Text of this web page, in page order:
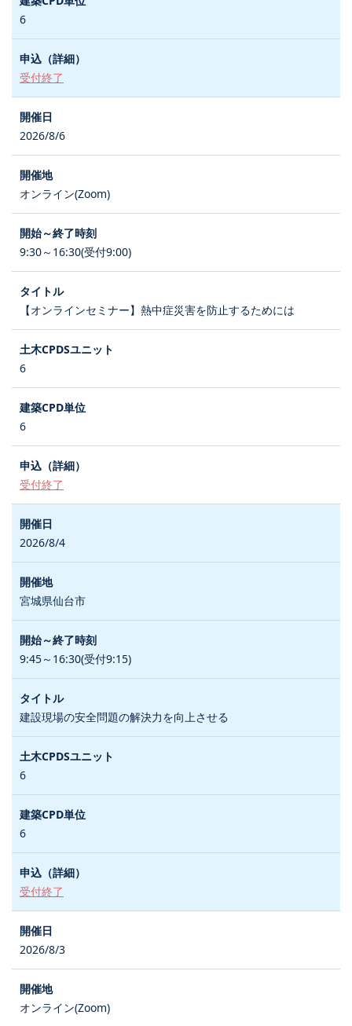
6
受付終了
2026/8/6
オンライン(Zoom)
9:30～16:30(受付9:00)
【オンラインセミナー】熱中症災害を防止するためには
6
6
受付終了
2026/8/4
宮城県仙台市
9:45～16:30(受付9:15)
建設現場の安全問題の解決力を向上させる
6
6
受付終了
2026/8/3
オンライン(Zoom)